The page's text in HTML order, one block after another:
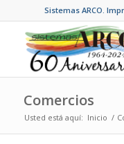
Sistemas ARCO.
Comercios
Usted está aquí: Inicio /